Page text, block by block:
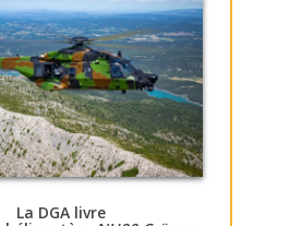
La DGA livre